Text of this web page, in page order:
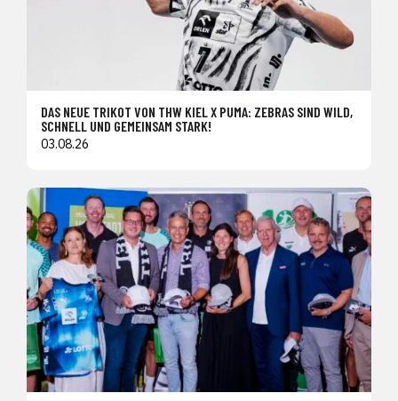
DAS NEUE TRIKOT VON THW KIEL X PUMA: ZEBRAS SIND WILD,
SCHNELL UND GEMEINSAM STARK!
03.08.26